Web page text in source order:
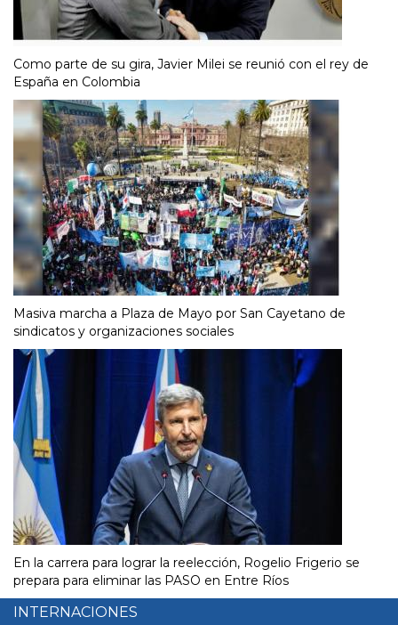
Como parte de su gira, Javier Milei se reunió con el rey de
España en Colombia
Masiva marcha a Plaza de Mayo por San Cayetano de
sindicatos y organizaciones sociales
En la carrera para lograr la reelección, Rogelio Frigerio se
prepara para eliminar las PASO en Entre Ríos
INTERNACIONES